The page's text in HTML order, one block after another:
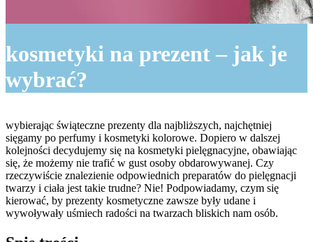
kosmetyki na prezent – jak je
wybrać?
wybierając świąteczne prezenty dla najbliższych, najchętniej
sięgamy po perfumy i kosmetyki kolorowe. Dopiero w dalszej
kolejności decydujemy się na kosmetyki pielęgnacyjne, obawiając
się, że możemy nie trafić w gust osoby obdarowywanej. Czy
rzeczywiście znalezienie odpowiednich preparatów do pielęgnacji
twarzy i ciała jest takie trudne? Nie! Podpowiadamy, czym się
kierować, by prezenty kosmetyczne zawsze były udane i
wywoływały uśmiech radości na twarzach bliskich nam osób.